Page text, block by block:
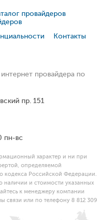
провайдеров
Контакты
провайдера по
пр. 151
пн-вс
характер и ни при
определяемой
кодекса Российской Федерации.
и стоимости указанных
к менеджеру компании
связи или по телефону 8 812 309